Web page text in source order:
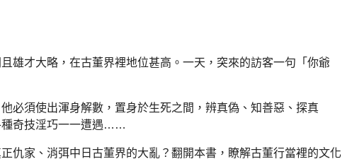
雄才大略，在古董界裡地位甚高。 一天，突來的訪客一句「你爺
他必須使出渾身解數，置身於生死之間， 辨真偽、知善惡、探真
種奇技淫巧一一遭遇……
仇家、消弭中日古董界的大亂？ 翻開本書，瞭解古董行當裡的文化